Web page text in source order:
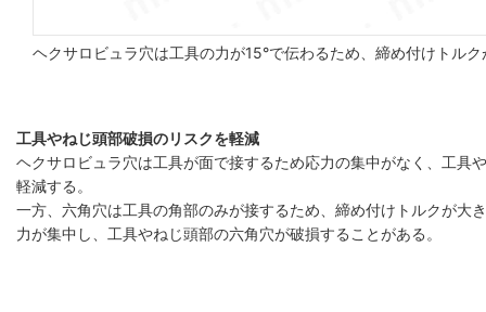
ヘクサロビュラ穴は工具の力が15°で伝わるため、締め付けトル
工具やねじ頭部破損のリスクを軽減
ヘクサロビュラ穴は工具が面で接するため応力の集中がなく、工具
軽減する。
一方、六角穴は工具の角部のみが接するため、締め付けトルクが大
力が集中し、工具やねじ頭部の六角穴が破損することがある。